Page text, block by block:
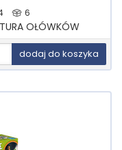
6
OŁÓWKÓW
dodaj do koszyka